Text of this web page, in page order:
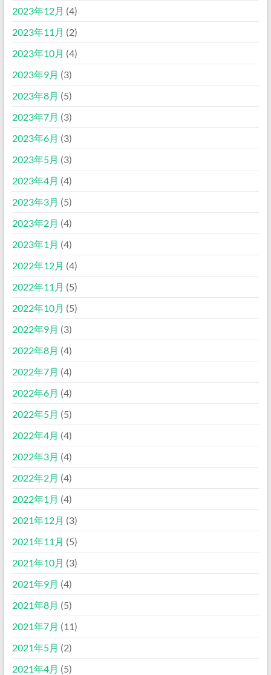
2023年12月 (4)
2023年11月 (2)
2023年10月 (4)
2023年9月 (3)
2023年8月 (5)
2023年7月 (3)
2023年6月 (3)
2023年5月 (3)
2023年4月 (4)
2023年3月 (5)
2023年2月 (4)
2023年1月 (4)
2022年12月 (4)
2022年11月 (5)
2022年10月 (5)
2022年9月 (3)
2022年8月 (4)
2022年7月 (4)
2022年6月 (4)
2022年5月 (5)
2022年4月 (4)
2022年3月 (4)
2022年2月 (4)
2022年1月 (4)
2021年12月 (3)
2021年11月 (5)
2021年10月 (3)
2021年9月 (4)
2021年8月 (5)
2021年7月 (11)
2021年5月 (2)
2021年4月 (5)